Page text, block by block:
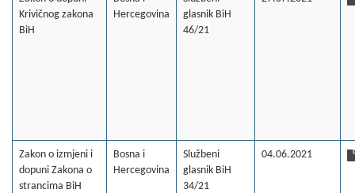
Krivičnog zakona
BiH
Hercegovina
glasnik BiH
46/21
Zakon o izmjeni i
dopuni Zakona o
strancima BiH
Bosna i
Hercegovina
Službeni
glasnik BiH
34/21
04.06.2021